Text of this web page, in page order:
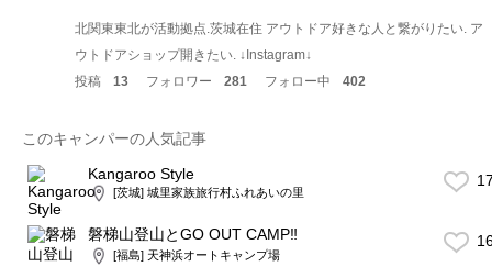
北関東東北が活動拠点.茨城在住 アウトドア好きな人と繋がりたい. ア
ウトドアショップ開きたい. ↓Instagram↓
投稿
13 フォロワー 281 フォロー中 402
このキャンパーの人気記事
Kangaroo Style
[茨城] 城里家族旅行村ふれあいの里
磐梯山登山とGO OUT CAMP‼︎
[福島] 天神浜オートキャンプ場